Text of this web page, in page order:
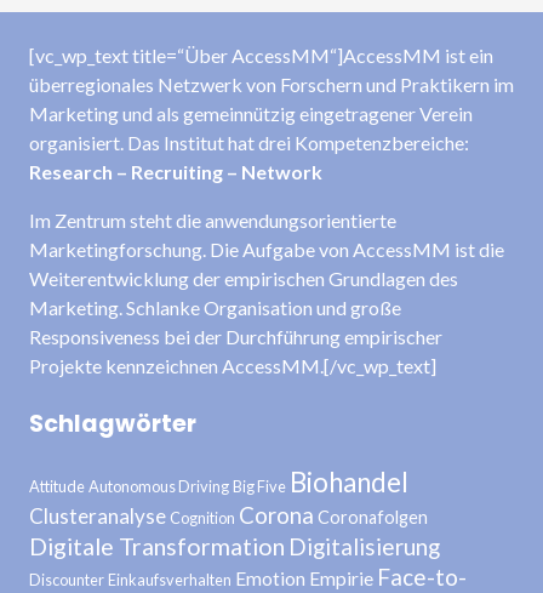
[vc_wp_text title=“Über AccessMM“]AccessMM ist ein
überregionales Netzwerk von Forschern und Praktikern im
Marketing und als gemeinnützig eingetragener Verein
organisiert. Das Institut hat drei Kompetenzbereiche:
Research – Recruiting – Network
Im Zentrum steht die anwendungsorientierte
Marketingforschung. Die Aufgabe von AccessMM ist die
Weiterentwicklung der empirischen Grundlagen des
Marketing. Schlanke Organisation und große
Responsiveness bei der Durchführung empirischer
Projekte kennzeichnen AccessMM.[/vc_wp_text]
Schlagwörter
AttitudeAutonomous Driving Big Five Biohandel
Clusteranalyse Cognition Corona Coronafolgen
Digitale Transformation Digitalisierung
Discounter Einkaufsverhalten Emotion Empirie Face-to-